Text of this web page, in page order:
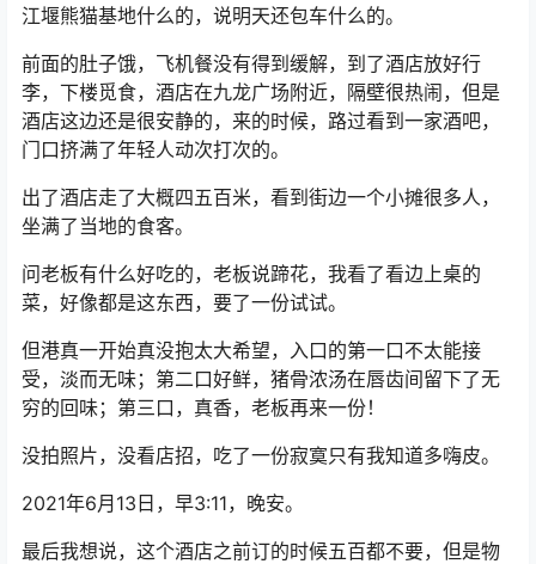
江堰熊猫基地什么的，说明天还包车什么的。
前面的肚子饿，飞机餐没有得到缓解，到了酒店放好行
李，下楼觅食，酒店在九龙广场附近，隔壁很热闹，但是
酒店这边还是很安静的，来的时候，路过看到一家酒吧，
门口挤满了年轻人动次打次的。
出了酒店走了大概四五百米，看到街边一个小摊很多人，
坐满了当地的食客。
问老板有什么好吃的，老板说蹄花，我看了看边上桌的
菜，好像都是这东西，要了一份试试。
但港真一开始真没抱太大希望，入口的第一口不太能接
受，淡而无味；第二口好鲜，猪骨浓汤在唇齿间留下了无
穷的回味；第三口，真香，老板再来一份！
没拍照片，没看店招，吃了一份寂寞只有我知道多嗨皮。
2021年6月13日，早3:11，晚安。
最后我想说，这个酒店之前订的时候五百都不要，但是物